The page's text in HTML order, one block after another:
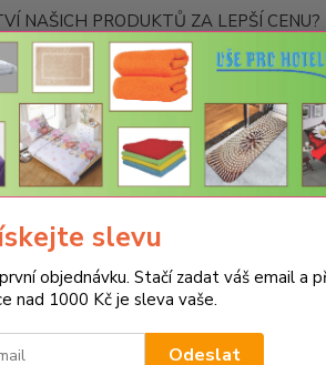
NAŠICH PRODUKTŮ ZA LEPŠÍ
Hledat
Nevíte
slevu
objednávku. Stačí zadat váš email a
nad 1000 Kč je sleva vaše.
Odeslat